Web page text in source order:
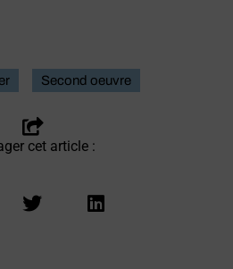
Second oeuvre
cet article :